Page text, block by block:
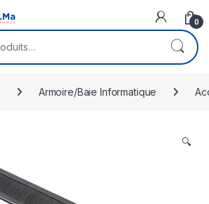
0
Armoire/Baie Informatique
🔍